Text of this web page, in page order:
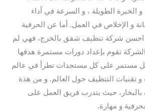
و الخبرة الطويلة ، و السرعة في أداء
و الإخلاص في العمل. أما عن الحرفية
احسن شركة تنظيف شقق بالخرج، فهي لم
تقوم بإعداد دورات مستمرة هدفها
مستمر على كل مستجدات تطرأ في عالم
و تقنيات التنظيف حول العالم. و من هذة
بالبخار، حيث يتدرب فريق العمل على
و مهارة.